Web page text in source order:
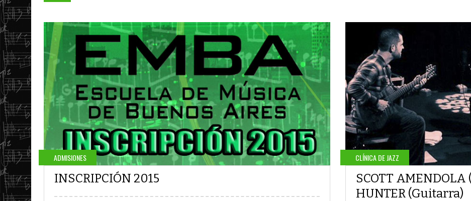
ADMISIONES
INSCRIPCIÓN 2015
CLÍNICA DE JAZZ
SCOTT
HUNTER (Guitarra)